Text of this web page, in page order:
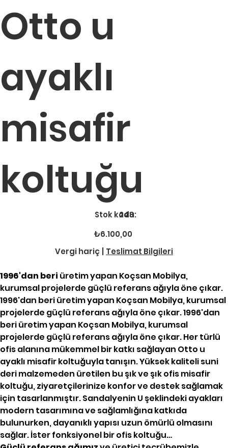
Otto u
ayaklı
misafir
koltuğu
Stok kodu:
Stok
kodu:
243
Fiyat
₺6.100,00
Vergi hariç
Teslimat Bilgileri
1996'dan beri üretim yapan Koçsan Mobilya,
kurumsal projelerde güçlü referans ağıyla öne çıkar.
1996'dan beri üretim yapan Koçsan Mobilya, kurumsal
projelerde güçlü referans ağıyla öne çıkar. 1996'dan
beri üretim yapan Koçsan Mobilya, kurumsal
projelerde güçlü referans ağıyla öne çıkar. Her türlü
ofis alanına mükemmel bir katkı sağlayan Otto u
ayaklı misafir koltuğuyla tanışın. Yüksek kaliteli suni
deri malzemeden üretilen bu şık ve şık ofis misafir
koltuğu, ziyaretçilerinize konfor ve destek sağlamak
için tasarlanmıştır. Sandalyenin U şeklindeki ayakları
modern tasarımına ve sağlamlığına katkıda
bulunurken, dayanıklı yapısı uzun ömürlü olmasını
sağlar. İster fonksiyonel bir ofis koltuğu…